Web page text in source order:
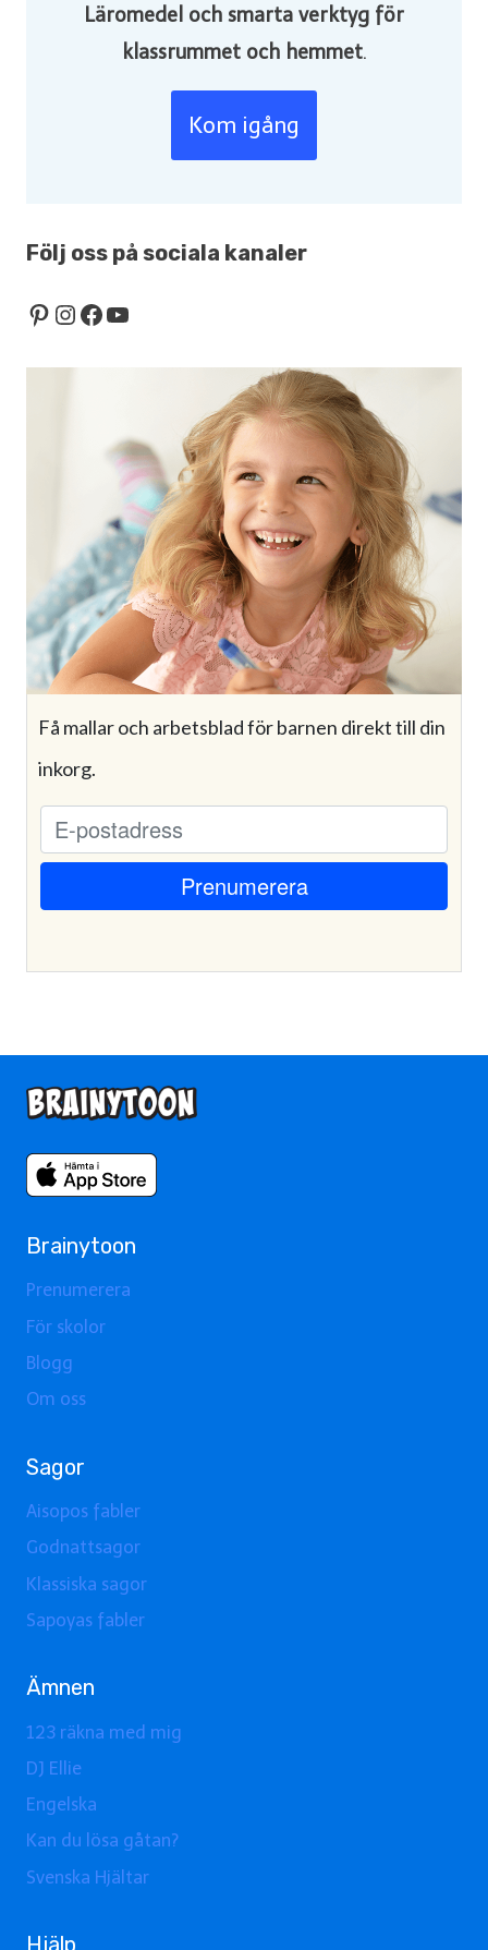
Läromedel och smarta verktyg för
klassrummet och hemmet.
Kom igång
Följ oss på sociala kanaler
Pinterest
Instagram
Facebook
YouTube
Få mallar och arbetsblad för barnen direkt till din
inkorg.
Brainytoon
Prenumerera
För skolor
Blogg
Om oss
Sagor
Aisopos fabler
Godnattsagor
Klassiska sagor
Sapoyas fabler
Ämnen
123 räkna med mig
DJ Ellie
Engelska
Kan du lösa gåtan?
Svenska Hjältar